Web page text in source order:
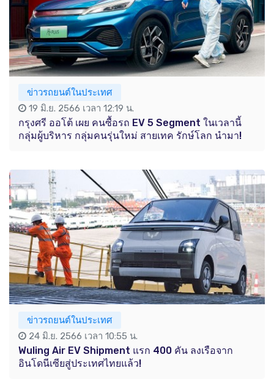
ข่าวรถยนต์ในประเทศ
19 มิ.ย. 2566 เวลา 12:19 น.
กรุงศรี ออโต้ เผย คนซื้อรถ EV 5 Segment ในเวลานี้
กลุ่มผู้บริหาร กลุ่มคนรุ่นใหม่ สายเทค รักษ์โลก นำมา!
ข่าวรถยนต์ในประเทศ
24 มิ.ย. 2566 เวลา 10:55 น.
Wuling Air EV Shipment แรก 400 คัน ลงเรือจาก
อินโดนีเซียสู่ประเทศไทยแล้ว!